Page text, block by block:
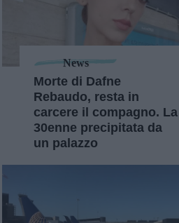
News
Morte di Dafne
Rebaudo, resta in
carcere il compagno. La
30enne precipitata da
un palazzo